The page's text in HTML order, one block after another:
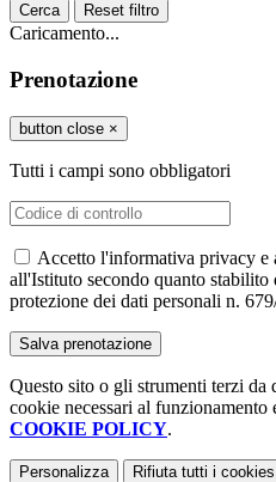
Cerca Reset filtro
Caricamento...
Prenotazione
button close ×
Tutti i campi sono obbligatori
Accetto l'informativa privacy e
all'Istituto secondo quanto stabilito
protezione dei dati personali n.
Questo sito o gli strumenti terzi
cookie necessari al
COOKIE POLICY.
Personalizza Rifiuta tutti i cookies